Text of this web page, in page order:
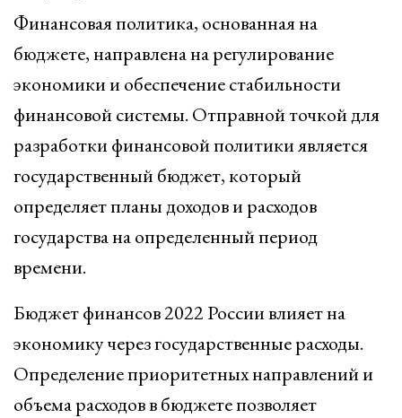
Финансовая политика, основанная на
бюджете, направлена на регулирование
экономики и обеспечение стабильности
финансовой системы. Отправной точкой для
разработки финансовой политики является
государственный бюджет, который
определяет планы доходов и расходов
государства на определенный период
времени.
Бюджет финансов 2022 России влияет на
экономику через государственные расходы.
Определение приоритетных направлений и
объема расходов в бюджете позволяет